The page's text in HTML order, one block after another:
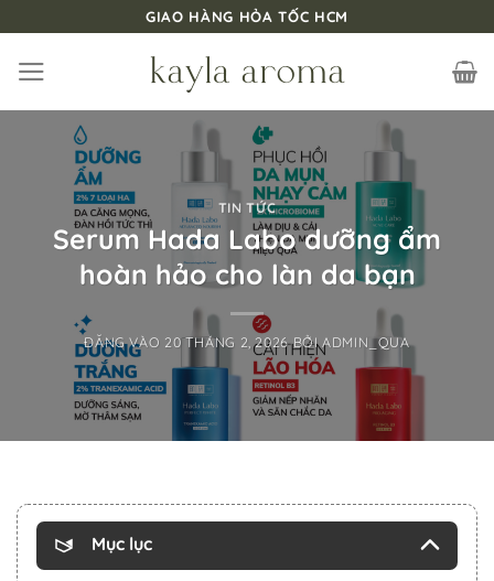
nội
dung
GIAO HÀNG HỎA TỐC HCM
TIN TỨC
Serum Hada Labo dưỡng ẩm
hoàn hảo cho làn da bạn
ĐĂNG VÀO 20 THÁNG 2, 2026 BỞI ADMIN_QUA
Mục lục